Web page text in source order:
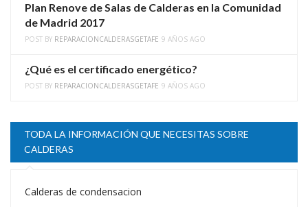
Plan Renove de Salas de Calderas en la Comunidad
de Madrid 2017
POST BY REPARACIONCALDERASGETAFE 9 AÑOS AGO
¿Qué es el certificado energético?
POST BY REPARACIONCALDERASGETAFE 9 AÑOS AGO
TODA LA INFORMACIÓN QUE NECESITAS SOBRE
CALDERAS
Calderas de condensacion